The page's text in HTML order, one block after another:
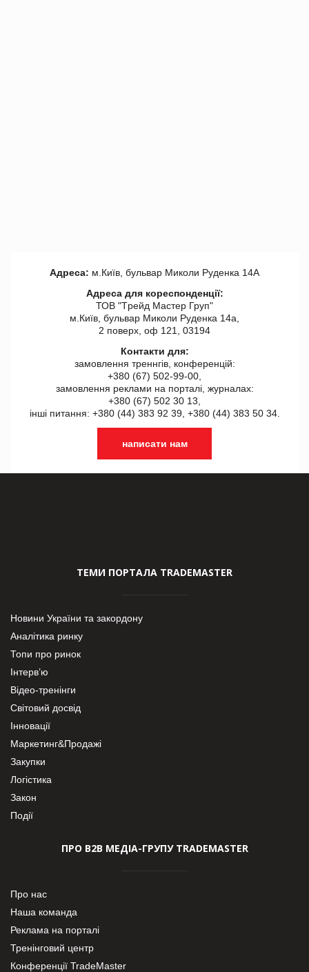
Адреса: м.Київ, бульвар Миколи Руденка 14А
Адреса для кореспонденції:
ТОВ "Tрейд Мастер Груп"
м.Київ, бульвар Миколи Руденка 14а,
2 поверх, оф 121, 03194
Контакти для:
замовлення треннгів, конференцій:
+380 (67) 502-99-00,
замовлення реклами на порталі, журналах:
+380 (67) 502 30 13,
інші питання: +380 (44) 383 92 39, +380 (44) 383 50 34.
написати нам
ТЕМИ ПОРТАЛА TRADEMASTER
Новини України та закордону
Аналітика ринку
Топи про ринок
Інтерв’ю
Відео-тренінги
Світовий досвід
Інновації
Маркетинг&Продажі
Закупки
Логістика
Закон
Події
ПРО В2В МЕДІА-ГРУПУ TRADEMASTER
Про нас
Наша команда
Реклама на порталі
Тренінговий центр
Конференції TradeMaster